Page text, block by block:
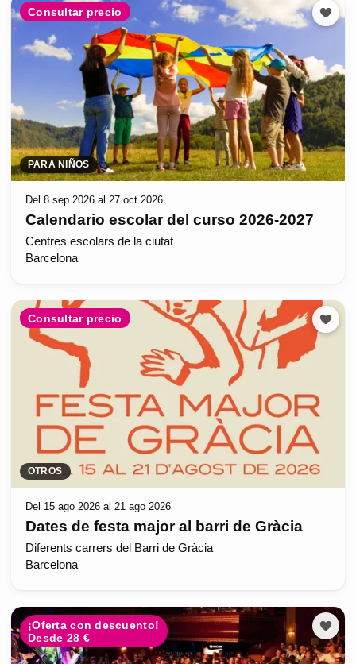
Consultar precio
PARA NIÑOS
Del 8 sep 2026 al 27 oct 2026
Calendario escolar del curso 2026-2027
Centres escolars de la ciutat
Barcelona
Consultar precio
OTROS
Del 15 ago 2026 al 21 ago 2026
Dates de festa major al barri de Gràcia
Diferents carrers del Barri de Gràcia
Barcelona
¡Oferta con descuento!
Desde 28 €